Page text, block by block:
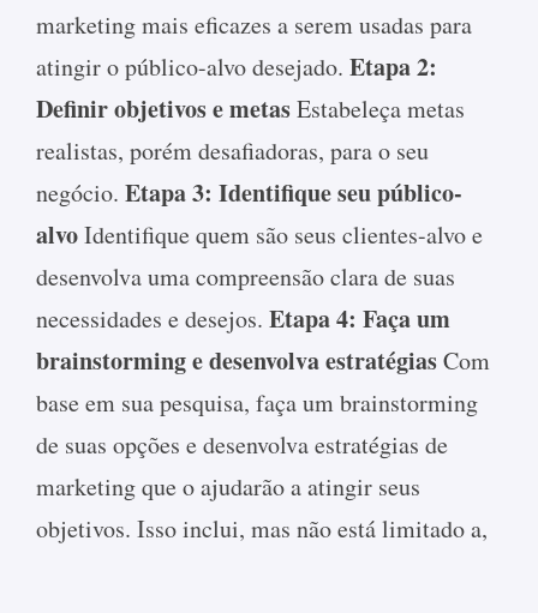
marketing mais eficazes a serem usadas para
atingir o público-alvo desejado. Etapa 2:
Definir objetivos e metasEstabeleça metas
realistas, porém desafiadoras, para o seu
negócio. Etapa 3: Identifique seu público-
alvoIdentifique quem são seus clientes-alvo e
desenvolva uma compreensão clara de suas
necessidades e desejos. Etapa 4: Faça um
brainstorming e desenvolva estratégiasCom
base em sua pesquisa, faça um brainstorming
de suas opções e desenvolva estratégias de
marketing que o ajudarão a atingir seus
objetivos. Isso inclui, mas não está limitado a,